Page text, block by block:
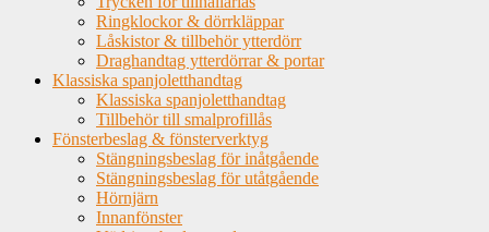
Ringklockor & dörrkläppar
Låskistor & tillbehör ytterdörr
Draghandtag ytterdörrar & portar
Klassiska spanjoletthandtag
Klassiska spanjoletthandtag
Tillbehör till smalprofillås
Fönsterbeslag & fönsterverktyg
Stängningsbeslag för inåtgående
Stängningsbeslag för utåtgående
Hörnjärn
Innanfönster